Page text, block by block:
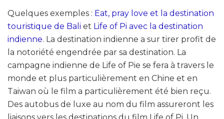
Quelques exemples : Eat, pray love et la destination
touristique de Bali et Life of Pi avec la destination
indienne. La destination indienne a sur tirer profit de
la notoriété engendrée par sa destination. La
campagne indienne de Life of Pie se fera à travers le
monde et plus particulièrement en Chine et en
Taiwan où le film a particulièrement été bien reçu.
Des autobus de luxe au nom du film assureront les